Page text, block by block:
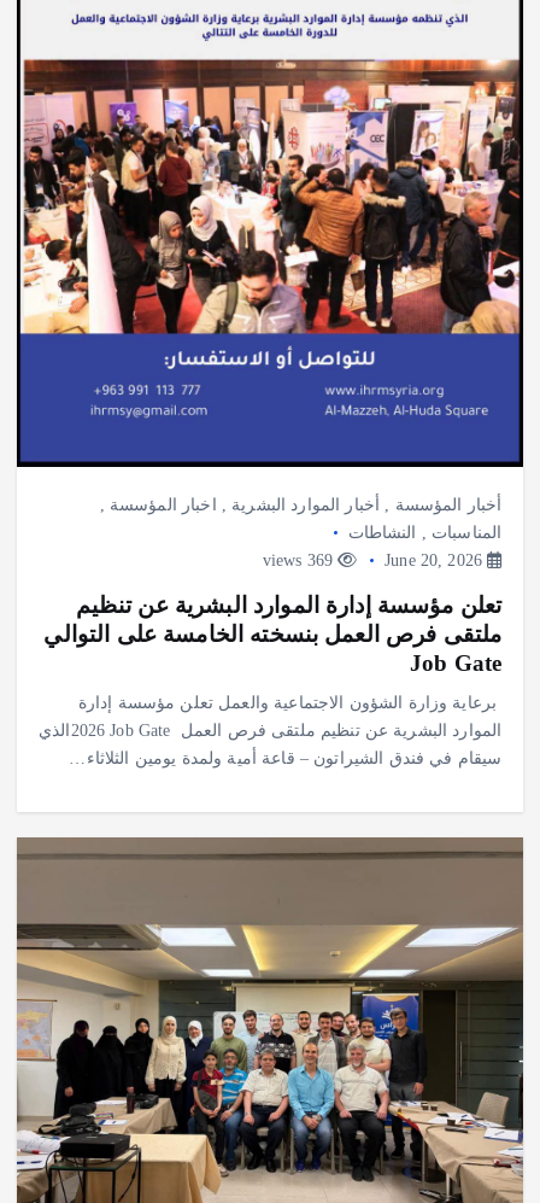
أخبار المؤسسة أخبار الموارد البشرية اخبار المؤسسة
المناسبات
النشاطات
June 20, 2026
369 views
تعلن مؤسسة إدارة الموارد البشرية عن تنظيم
ملتقى فرص العمل بنسخته الخامسة على التوالي
Job Gate
برعاية وزارة الشؤون الاجتماعية والعمل تعلن مؤسسة إدارة
الموارد البشرية عن تنظيم ملتقى فرص العمل ‎2026 Job Gate ‎الذي
سيقام في فندق الشيراتون – قاعة أمية ولمدة يومين الثلاثاء…